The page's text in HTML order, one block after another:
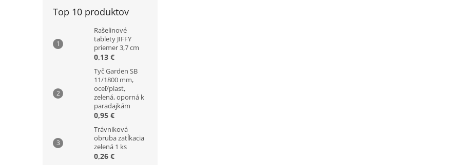
Top 10 produktov
Rašelinové
tablety JIFFY
priemer 3,7 cm
0,13 €
Tyč Garden SB
11/1800 mm,
oceľ/plast,
zelená, oporná k
paradajkám
0,95 €
Trávniková
obruba zatĺkacia
zelená 1 ks
0,26 €